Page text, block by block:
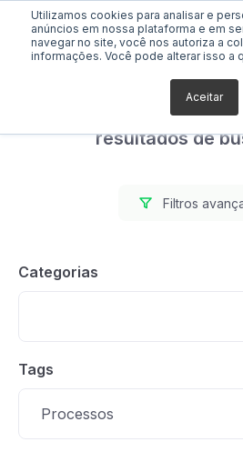
Utilizamos cookies para analisar e
anúncios em nossa plataforma e em
navegar no site, você nos autoriza a
informações. Você pode alterar isso a
Aceitar
Foram
resultados de
Filtros
Categorias
Tags
Processos